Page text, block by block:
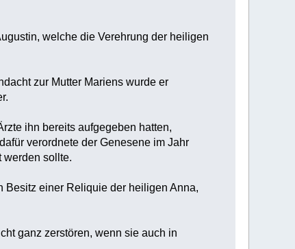
welche die Verehrung der heiligen
zur Mutter Mariens wurde er
ihn bereits aufgegeben hatten,
verordnete der Genesene im Jahr
werden sollte.
Besitz einer Reliquie der heiligen Anna,
ganz zerstören, wenn sie auch in